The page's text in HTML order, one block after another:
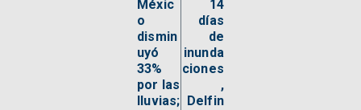
Méxic
o
dismin
uyó
33%
por las
lluvias;
14
días
de
inunda
ciones
,
Delfin